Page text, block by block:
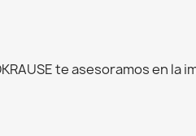
te asesoramos en la